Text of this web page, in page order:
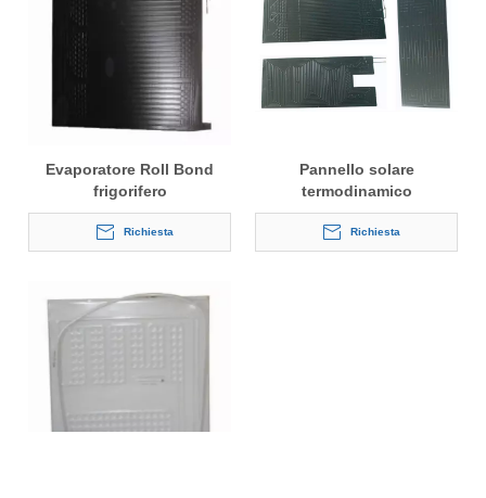
Evaporatore Roll Bond
frigorifero
Richiesta
Pannello solare
termodinamico
Richiesta